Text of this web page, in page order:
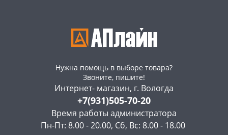
Нужна помощь в выборе товара?
Звоните, пишите!
Интернет- магазин, г. Вологда
+7(931)505-70-20
Время работы администратора
Пн-Пт: 8.00 - 20.00, Сб, Вс: 8.00 - 18.00